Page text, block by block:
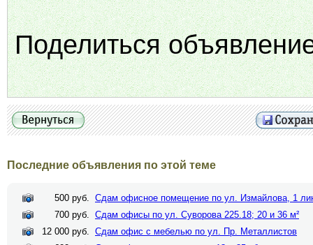
Поделиться
Последние объявления по этой теме
500 руб. Сдам офисное помещение по ул. Измайлова, 1
700 руб. Сдам офисы по ул. Суворова 225.18; 20 и 36 м²
12 000 руб. Сдам офис с мебелью по ул. Пр. Металлистов